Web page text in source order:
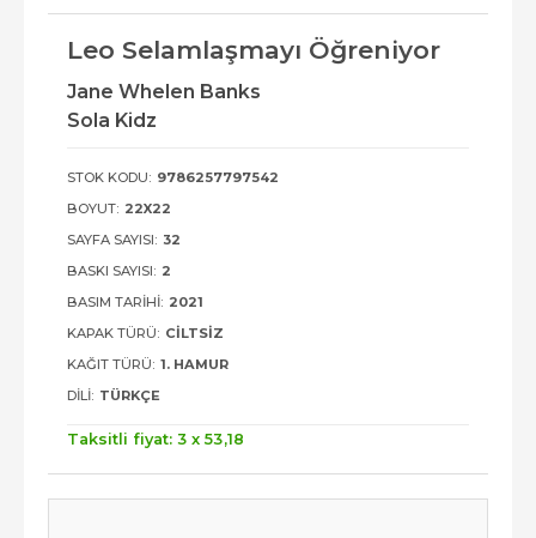
Leo Selamlaşmayı Öğreniyor
Jane Whelen Banks
Sola Kidz
STOK KODU: 9786257797542
BOYUT: 22X22
SAYFA SAYISI: 32
BASKI SAYISI: 2
BASIM TARIHI: 2021
KAPAK TÜRÜ: CILTSIZ
KAĞIT TÜRÜ: 1. HAMUR
DILI: TÜRKÇE
Taksitli fiyat: 3 x 53,18